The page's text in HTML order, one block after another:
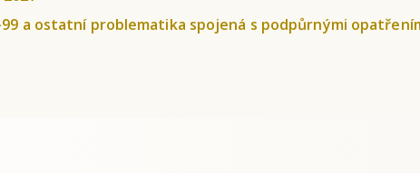
99 a ostatní problematika spojená s podpůrnými